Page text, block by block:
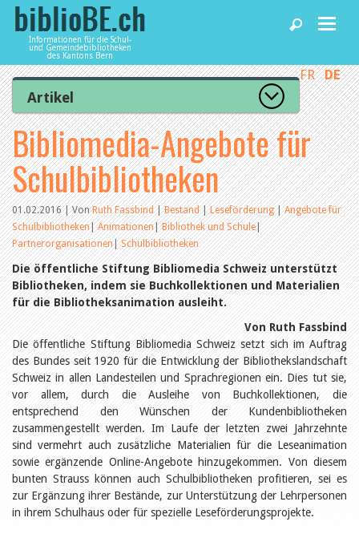
Informationen für die Schul-
und Gemeindebibliotheken
des Kantons Bern
Home
News und Fachbeiträge
Bibliotheken
Agenda
Dienstleistungen
biblioBE nutzen
FR DE
Artikel
Zur Artikelübersicht
Lesenswert
Gut bewertet
Kategorien
Aus dem Amt für Kultur
Aus der Kommission
Aus den Bibliotheken
Organisation
Raum und Infrastruktur
Bestand
Benutzung
Finanzen
Personal
Qualitätsmanagement
Recht und Politik
Öffentlichkeitsarbeit
Leseförderung
Aus aller Welt
Verschiedenes
Lesetipps
Tags
Aus- und Weiterbildung
Veranstaltungen
Kinder- und Jugendmedien
Bibliothek und Schule
Bibliomedia-Angebote für
Schulbibliotheken
01.02.2016 | VonRuth Fassbind|Bestand|Leseförderung|Angebote für
Schulbibliotheken|Animationen|Bibliothek und Schule|
Partnerorganisationen|Schulbibliotheken
Die öffentliche Stiftung Bibliomedia Schweiz unterstützt
Bibliotheken, indem sie Buchkollektionen und Materialien
für die Bibliotheksanimation ausleiht.
Von Ruth Fassbind
Die öffentliche Stiftung Bibliomedia Schweiz setzt sich im Auftrag
des Bundes seit 1920 für die Entwicklung der Bibliothekslandschaft
Schweiz in allen Landesteilen und Sprachregionen ein. Dies tut sie,
vor allem, durch die Ausleihe von Buchkollektionen, die
entsprechend den Wünschen der Kundenbibliotheken
zusammengestellt werden. Im Laufe der letzten zwei Jahrzehnte
sind vermehrt auch zusätzliche Materialien für die Leseanimation
sowie ergänzende Online-Angebote hinzugekommen. Von diesem
bunten Strauss können auch Schulbibliotheken profitieren, sei es
zur Ergänzung ihrer Bestände, zur Unterstützung der Lehrpersonen
in ihrem Schulhaus oder für spezielle Leseförderungsprojekte.